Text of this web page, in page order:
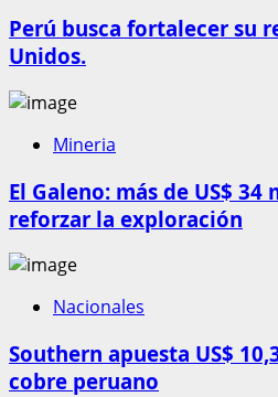
Perú busca fortalecer su
Unidos.
Mineria
El Galeno: más de US$
reforzar la exploración
Nacionales
Southern apuesta US$
cobre peruano